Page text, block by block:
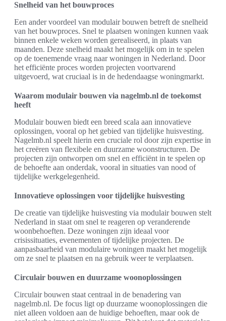
Snelheid van het bouwproces
Een ander voordeel van modulair bouwen betreft de snelheid
van het bouwproces. Snel te plaatsen woningen kunnen vaak
binnen enkele weken worden gerealiseerd, in plaats van
maanden. Deze snelheid maakt het mogelijk om in te spelen
op de toenemende vraag naar woningen in Nederland. Door
het efficiënte proces worden projecten voortvarend
uitgevoerd, wat cruciaal is in de hedendaagse woningmarkt.
Waarom modulair bouwen via nagelmb.nl de toekomst
heeft
Modulair bouwen biedt een breed scala aan innovatieve
oplossingen, vooral op het gebied van tijdelijke huisvesting.
Nagelmb.nl speelt hierin een cruciale rol door zijn expertise in
het creëren van flexibele en duurzame woonstructuren. De
projecten zijn ontworpen om snel en efficiënt in te spelen op
de behoefte aan onderdak, vooral in situaties van nood of
tijdelijke werkgelegenheid.
Innovatieve oplossingen voor tijdelijke huisvesting
De creatie van tijdelijke huisvesting via modulair bouwen stelt
Nederland in staat om snel te reageren op veranderende
woonbehoeften. Deze woningen zijn ideaal voor
crisissituaties, evenementen of tijdelijke projecten. De
aanpasbaarheid van modulaire woningen maakt het mogelijk
om ze snel te plaatsen en na gebruik weer te verplaatsen.
Circulair bouwen en duurzame woonoplossingen
Circulair bouwen staat centraal in de benadering van
nagelmb.nl. De focus ligt op duurzame woonoplossingen die
niet alleen voldoen aan de huidige behoeften, maar ook de